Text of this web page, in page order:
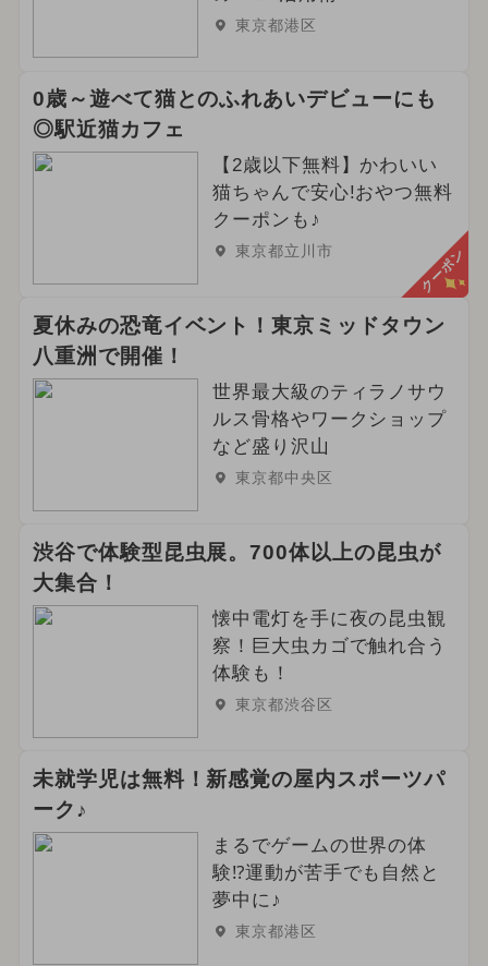
東京都港区
0歳～遊べて猫とのふれあいデビューにも
◎駅近猫カフェ
【2歳以下無料】かわいい
猫ちゃんで安心!おやつ無料
クーポンも♪
東京都立川市 クーポン
夏休みの恐竜イベント！東京ミッドタウン
八重洲で開催！
世界最大級のティラノサウ
ルス骨格やワークショップ
など盛り沢山
東京都中央区
渋谷で体験型昆虫展。700体以上の昆虫が
大集合！
懐中電灯を手に夜の昆虫観
察！巨大虫カゴで触れ合う
体験も！
東京都渋谷区
未就学児は無料！新感覚の屋内スポーツパ
ーク♪
まるでゲームの世界の体
験⁉運動が苦手でも自然と
夢中に♪
東京都港区